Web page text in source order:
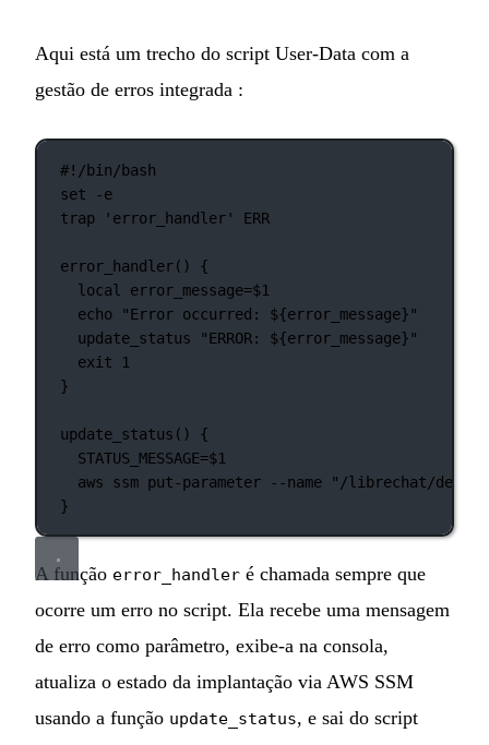
Aqui está um trecho do script User-Data com a
gestão de erros integrada :
#!/bin/bash
set
-e
trap
'error_handler' ERR
error_handler() {
local
error_message=$1
echo
"Error occurred: ${error_message}"
update_status
"ERROR: ${error_message}"
exit
1
}
update_status () {
STATUS_MESSAGE=$1
aws
ssm put-parameter --name
"/librechat/
}
A função error_handler é chamada sempre que
ocorre um erro no script. Ela recebe uma mensagem
de erro como parâmetro, exibe-a na consola,
atualiza o estado da implantação via AWS SSM
usando a função update_status, e sai do script